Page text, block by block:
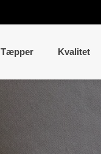
Tæpper Kvalitet